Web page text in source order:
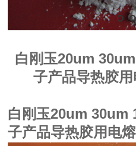
白刚玉20um
子产品导热胶
白刚玉20um 30um
子产品导热胶用电